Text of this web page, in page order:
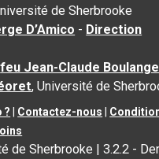
de Sherbrooke
D’Amico - Direction
feu Jean-Claude
, Université de
? Contactez-nous
de Sherbrooke |3.2.2 -